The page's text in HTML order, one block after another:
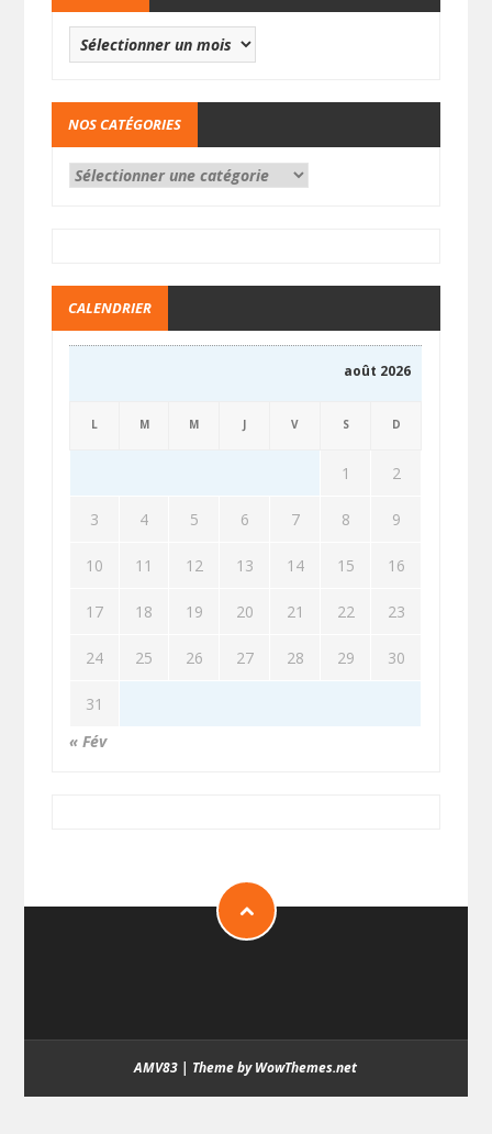
NOS CATÉGORIES
CALENDRIER
août 2026
L M M J V S D
1 2
3 4 5 6 7 8 9
10 11 12 13 14 15 16
17 18 19 20 21 22 23
24 25 26 27 28 29 30
31
« Fév
AMV83 | Theme by WowThemes.net